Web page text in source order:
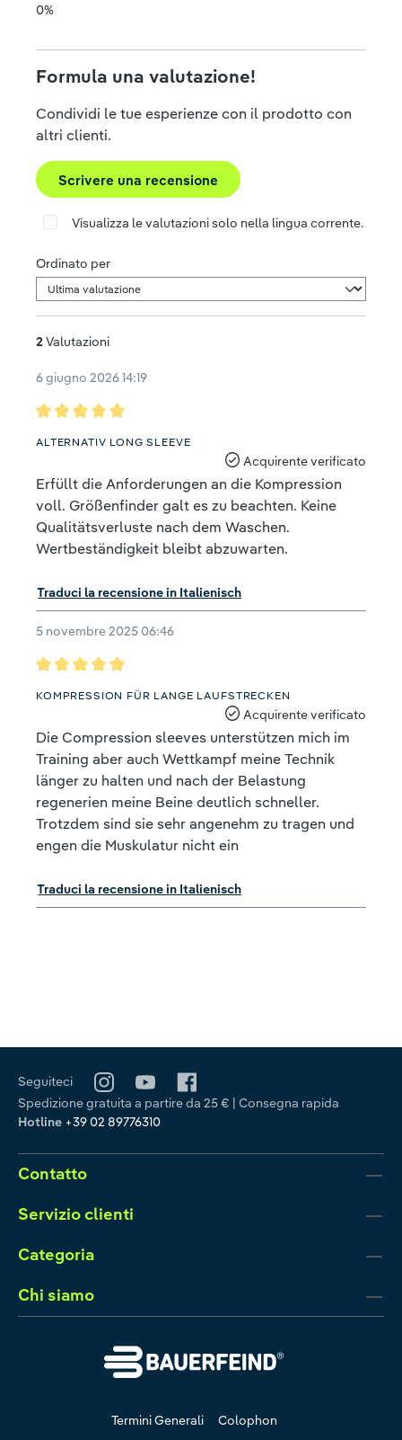
0%
Formula una valutazione!
Condividi le tue esperienze con il prodotto con
altri clienti.
Scrivere una recensione
Visualizza le valutazioni solo nella lingua corrente.
Ordinato per
2Valutazioni
6 giugno 2026 14:19
ALTERNATIV LONG SLEEVE
Acquirente verificato
Erfüllt die Anforderungen an die Kompression
voll. Größenfinder galt es zu beachten. Keine
Qualitätsverluste nach dem Waschen.
Wertbeständigkeit bleibt abzuwarten.
Traduci la recensione in Italienisch
5 novembre 2025 06:46
Recensione con valutazione di 5 su 5 stelle
KOMPRESSION FÜR LANGE LAUFSTRECKEN
Acquirente verificato
Die Compression sleeves unterstützen mich im
Training aber auch Wettkampf meine Technik
länger zu halten und nach der Belastung
regenerien meine Beine deutlich schneller.
Trotzdem sind sie sehr angenehm zu tragen und
engen die Muskulatur nicht ein
Traduci la recensione in Italienisch
Seguiteci
Spedizione gratuita a partire da 25 € | Consegna rapida
Hotline +39 02 89776310
Contatto
Servizio clienti
Categoria
Chi siamo
Termini Generali Colophon